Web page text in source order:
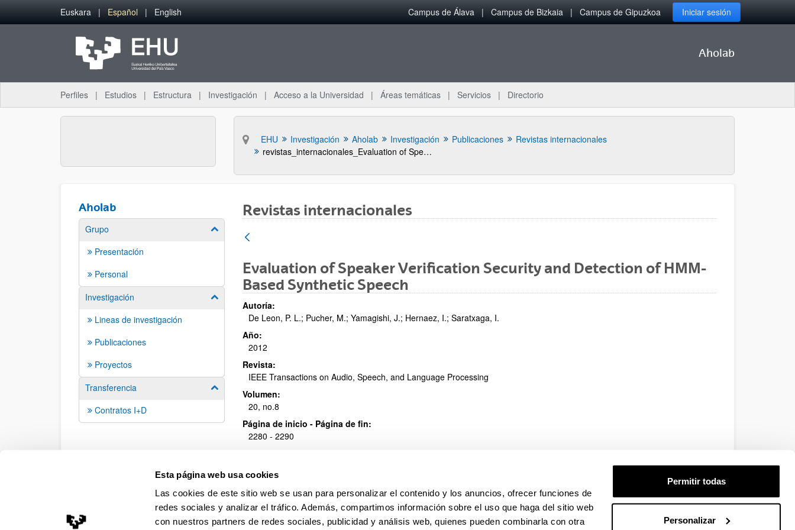
Esta página web usa cookies
Las cookies de este sitio web se usan para personalizar el contenido y los anuncios, ofrecer funciones de
redes sociales y analizar el tráfico. Además, compartimos información sobre el uso que haga del sitio web
con nuestros partners de redes sociales, publicidad y análisis web, quienes pueden combinarla con otra
Permitir todas
Personalizar
Saltar al contenido principal
Euskara Español English Campus de Álava Campus de Bizkaia Campus de Gipuzkoa Iniciar sesión
Aholab
Perfiles Estudios Estructura Investigación Acceso a la Universidad Áreas temáticas Servicios Directorio
EHU Investigación Aholab Investigación Publicaciones
Revistas internacionales
revistas_internacionales_Evaluation of Speaker Verification Security and Detection of HMM-Based Synthetic Speech, Audio, Speech, and Language Processing
Aholab
Grupo Mostrar/ocultar subpáginas
Presentación
Personal
Investigación
Mostrar/ocultar subpáginas
Lineas de investigación
Publicaciones
Proyectos
Transferencia
Mostrar/ocultar subpáginas
Contratos I+D
Revistas internacionales
Evaluation of Speaker Verification Security and Detection of HMM-
Based Synthetic Speech
Autoría:
De Leon, P. L.; Pucher, M.; Yamagishi, J.; Hernaez, I.; Saratxaga, I.
Año:
2012
Revista:
IEEE Transactions on Audio, Speech, and Language Processing
Volumen:
20, no.8
Página de inicio - Página de fin:
2280 - 2290
Más información
http://ieeexplore.ieee.org/stamp/stamp.jsp?tp=&arnumber=6205335&isnumber=6263279